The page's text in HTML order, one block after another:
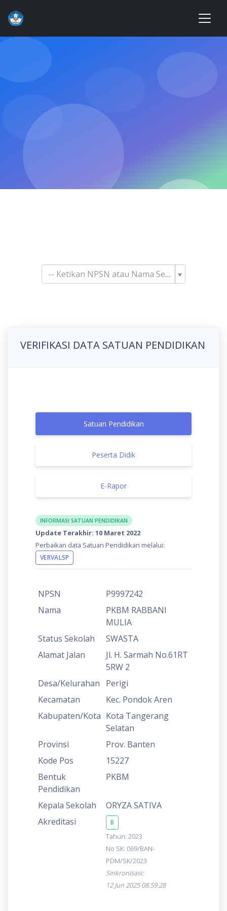
-- Ketikan NPSN atau Nama Sekolah--
VERIFIKASI DATA SATUAN PENDIDIKAN
Satuan Pendidikan
Peserta Didik
E-Rapor
INFORMASI SATUAN PENDIDIKAN
Update Terakhir: 10 Maret 2022
Perbaikan data Satuan Pendidikan melalui:
VERVALSP
NPSN
P9997242
Nama
PKBM RABBANI
MULIA
Status Sekolah
SWASTA
Alamat Jalan
Jl. H. Sarmah No.61RT
5RW 2
Desa/Kelurahan
Perigi
Kecamatan
Kec. Pondok Aren
Kabupaten/Kota Kota Tangerang
Selatan
Provinsi
Prov. Banten
Kode Pos
15227
Bentuk
Pendidikan
PKBM
Kepala Sekolah
ORYZA SATIVA
Akreditasi
B
Tahun: 2023
No SK: 069/BAN-
PDM/SK/2023
Sinkronisasi:
12 Jun 2025 08.59.28